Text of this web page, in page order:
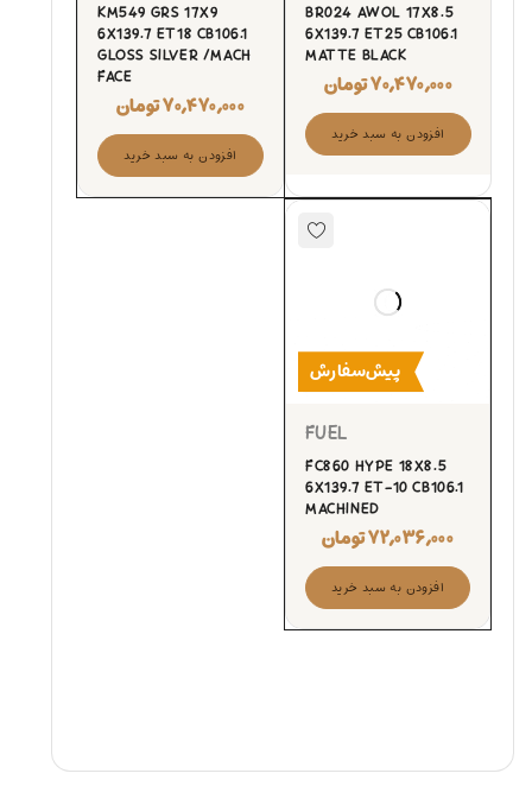
BR024 AWOL 17X8.5
6X139.7 ET25 CB106.1
MATTE BLACK
۷۰,۴۷۰,۰۰۰تومان
افزودن به سبد خرید
KM549 GRS 17X9
6X139.7 ET18 CB106.1
GLOSS SILVER /MACH
FACE
۷۰,۴۷۰,۰۰۰تومان
افزودن به سبد خرید
پیش‌سفارش
FUEL
FC860 HYPE 18X8.5
6X139.7 ET-10 CB106.1
MACHINED
۷۲,۰۳۶,۰۰۰تومان
افزودن به سبد خرید